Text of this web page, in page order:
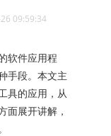
09:59:34
软件应用程
手段。本文主
具的应用，从
面展开讲解，